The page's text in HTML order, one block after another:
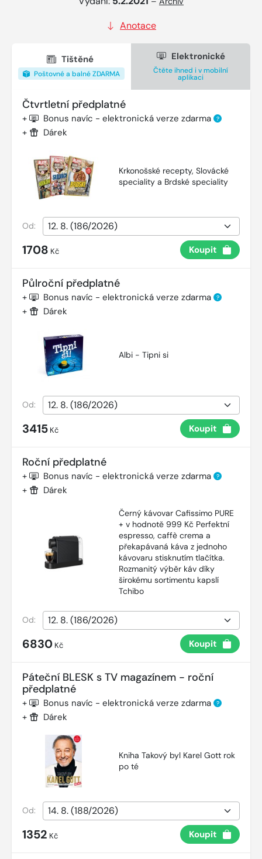
Anotace
Tištěné
Poštovné a balné ZDARMA
Elektronické
Čtěte ihned i v mobilní
aplikaci
Čtvrtletní předplatné
+ Bonus navíc - elektronická verze zdarma ?
+ Dárek
Krkonošské recepty, Slovácké
speciality a Brdské speciality
Od:
1708 Kč Koupit
Půlroční předplatné
+ Bonus navíc - elektronická verze zdarma ?
+ Dárek
Albi - Tipni si
Od:
3415 Kč Koupit
Roční předplatné
+ Bonus navíc - elektronická verze zdarma ?
+ Dárek
Černý kávovar Cafissimo PURE
+ v hodnotě 999 Kč Perfektní
espresso, caffè crema a
překapávaná káva z jednoho
kávovaru stisknutím tlačítka.
Rozmanitý výběr káv díky
širokému sortimentu kapslí
Tchibo
Od:
6830 Kč Koupit
Páteční BLESK s TV magazínem - roční
předplatné
+ Bonus navíc - elektronická verze zdarma ?
+ Dárek
Kniha Takový byl Karel Gott rok
po té
Od:
1352 Kč Koupit